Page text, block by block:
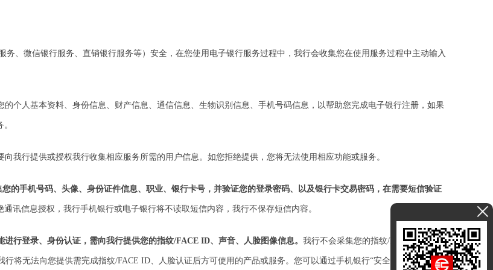
、微信银行服务、直销银行服务等）安全，在您使用电子银行服务过程中，我行会收集您在使用服务过程中主动输入
个人基本资料、身份信息、财产信息、通信信息、生物识别信息、手机号码信息，以帮助您完成电子银行注册，如果
我行提供或授权我行收集相应服务所需的用户信息。如您拒绝提供，您将无法使用相应功能或服务。
的手机号码、头像、身份证件信息、职业、银行卡号，并验证您的登录密码、以及银行卡交易密码，在需要短信验证
通讯信息授权，我行手机银行或电子银行将不读取短信内容，我行不保存短信内容。
行登录、身份认证，需向我行提供您的指纹/FACE ID、声音、人脸图像信息。 我行不会采集您的指纹/FACE ID，您的
将无法向您提供需完成指纹/FACE ID、人脸认证后方可使用的产品或服务。您可以通过手机银行“安全管理”或电子银